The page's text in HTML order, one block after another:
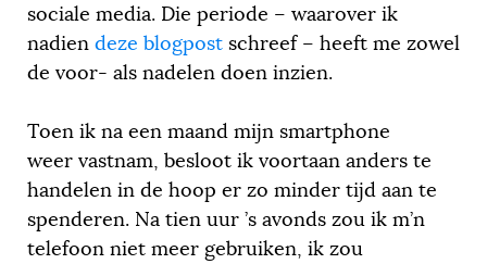
sociale media. Die periode – waarover ik
nadien deze blogpost schreef – heeft me zowel
de voor- als nadelen doen inzien.
Toen ik na een maand mijn smartphone
weer vastnam, besloot ik voortaan anders te
handelen in de hoop er zo minder tijd aan te
spenderen. Na tien uur ’s avonds zou ik m’n
telefoon niet meer gebruiken, ik zou